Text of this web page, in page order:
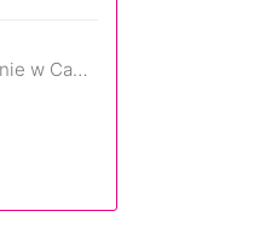
Miłość, śmierć i dojrzewanie w Camp Miasma